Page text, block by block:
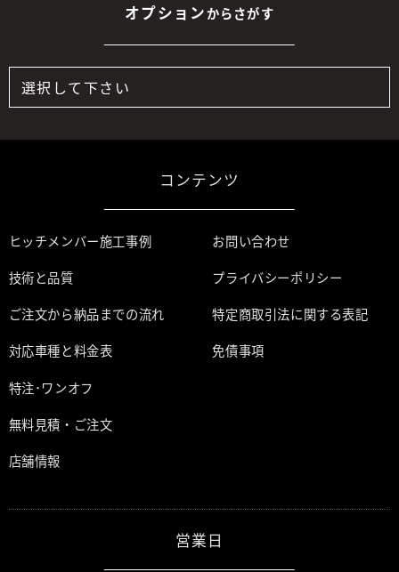
オプションからさがす
コンテンツ
ヒッチメンバー施工事例
技術と品質
ご注文から納品までの流れ
対応車種と料金表
特注･ワンオフ
無料見積・ご注文
店舗情報
お問い合わせ
プライバシーポリシー
特定商取引法に関する表記
免債事項
営業日